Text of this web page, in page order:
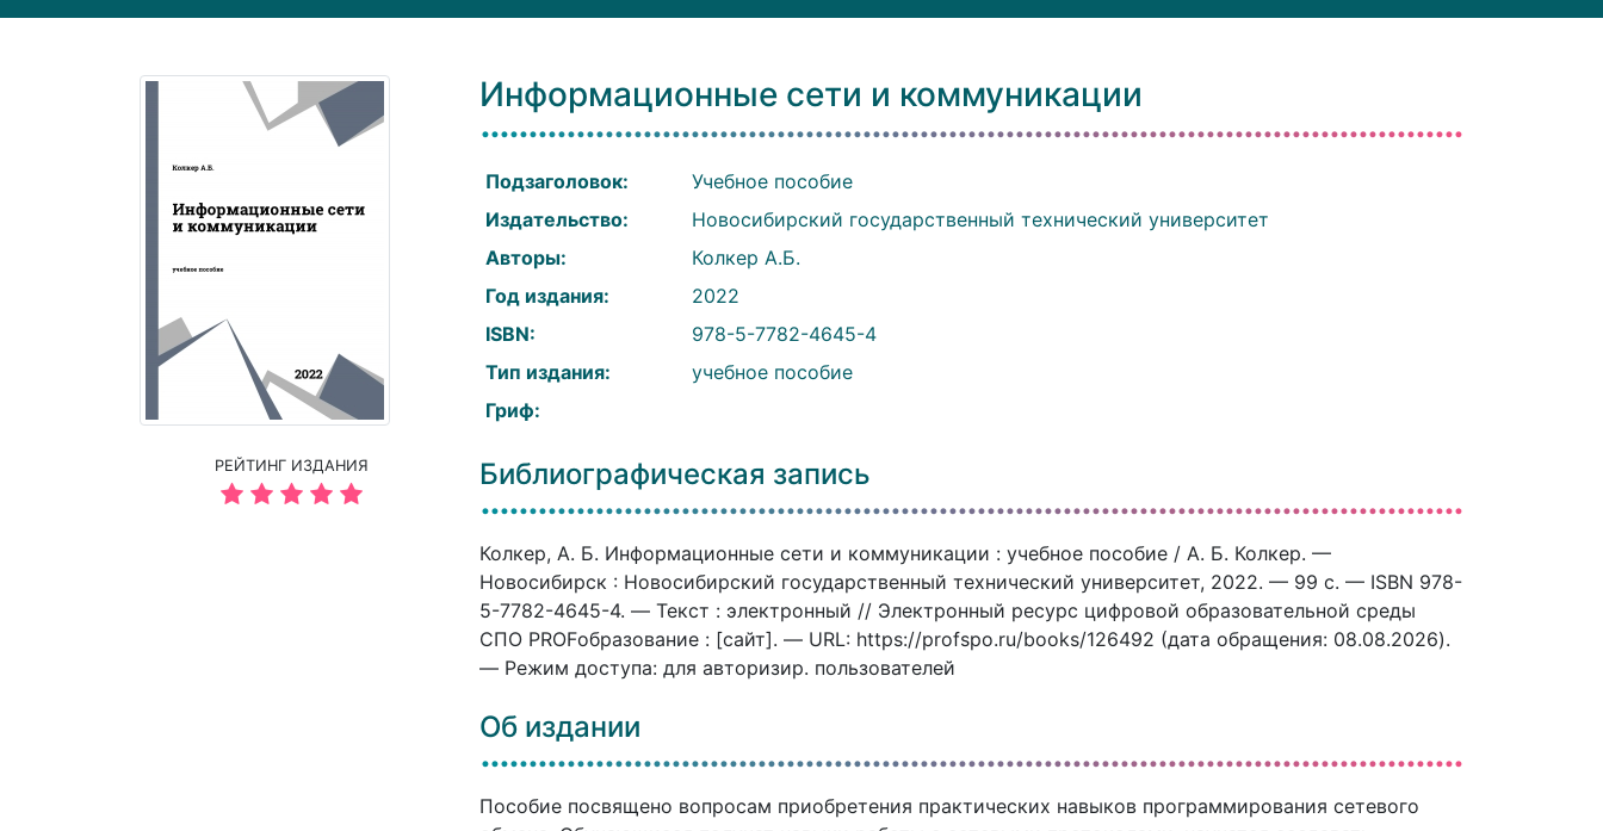
РЕЙТИНГ ИЗДАНИЯ
Информационные сети и коммуникации
Подзаголовок:
Учебное пособие
Издательство:
Новосибирский государственный технический университет
Авторы:
Колкер А.Б.
Год издания:
2022
ISBN:
978-5-7782-4645-4
Тип издания:
учебное пособие
Гриф:
Библиографическая запись
Колкер, А. Б. Информационные сети и коммуникации : учебное пособие / А. Б. Колкер. —
Новосибирск : Новосибирский государственный технический университет, 2022. — 99 c. — ISBN 978-
5-7782-4645-4. — Текст : электронный // Электронный ресурс цифровой образовательной среды
СПО PROFобразование : [сайт]. — URL: https://profspo.ru/books/126492 (дата обращения: 08.08.2026).
— Режим доступа: для авторизир. пользователей
Об издании
Пособие посвящено вопросам приобретения практических навыков программирования сетевого